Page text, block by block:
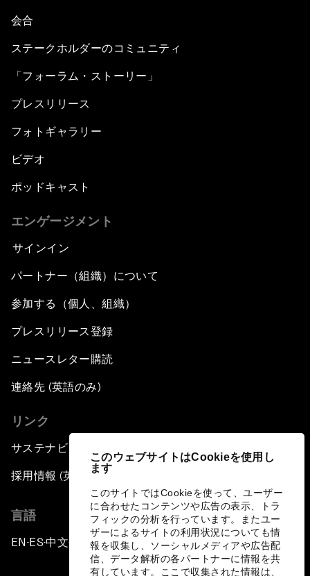
このウェブサイトはCookieを使用し
ます
このサイトではCookieを使って、ユーザー
に合わせたコンテンツや広告の表示、トラ
フィックの分析を行っています。またユー
ザーによるサイトの利用状況についても情
報を収集し、ソーシャルメディアや広告配
信、データ解析の各パートナーに情報を共
有しています。ここで収集された情報は、
会合
ステークホルダーのコミュニティ
「フォーラム・ストーリー」
プレスリリース
フォトギャラリー
ビデオ
ポッドキャスト
エンゲージメント
サインイン
パートナー（組織）について
参加する（個人、組織）
プレスリリース登録
ニュースレター購読
連絡先 (英語のみ)
リンク
サステナビリティへの取り組み
採用情報 (英語のみ)
言語
EN ▪ES▪中文▪ 日本語